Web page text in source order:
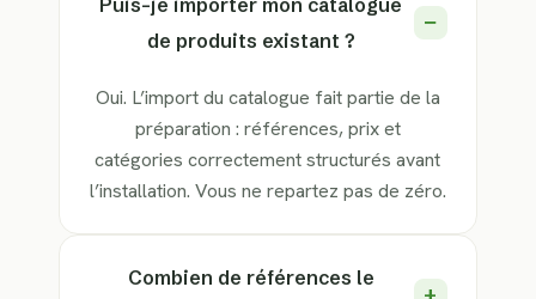
de produits existant ?
Oui. L’import du catalogue fait partie de la
préparation : références, prix et
catégories correctement structurés avant
l’installation. Vous ne repartez pas de zéro.
Combien de références le